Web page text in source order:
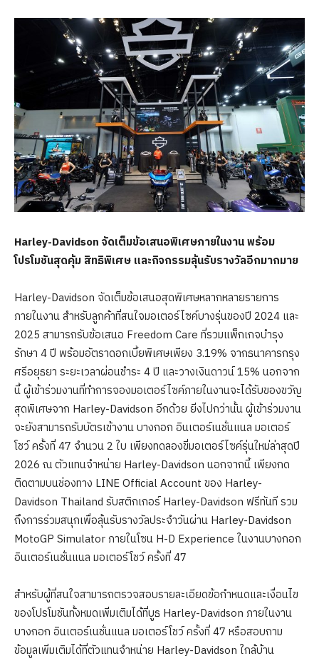
Harley-Davidson จัดเต็มข้อเสนอพิเศษภายในงาน พร้อม
โปรโมชันสุดคุ้ม สิทธิพิเศษ และกิจกรรมลุ้นรับรางวัลอีกมากมาย
Harley-Davidson จัดเต็มข้อเสนอสุดพิเศษหลากหลายรายการ
ภายในงาน สำหรับลูกค้าที่สนใจมอเตอร์ไซค์บางรุ่นของปี 2024 และ
2025 สามารถรับข้อเสนอ Freedom Care ที่รวมแพ็กเกจบำรุง
รักษา 4 ปี พร้อมอัตราดอกเบี้ยพิเศษเพียง 3.19% จากธนาคารกรุง
ศรีอยุธยา ระยะเวลาผ่อนชำระ 4 ปี และวางเงินดาวน์ 15% นอกจาก
นี้ ผู้เข้าร่วมงานที่ทำการจองมอเตอร์ไซค์ภายในงานจะได้รับของขวัญ
สุดพิเศษจาก Harley-Davidson อีกด้วย ยิ่งไปกว่านั้น ผู้เข้าร่วมงาน
จะยังสามารถรับบัตรเข้างาน บางกอก อินเตอร์เนชั่นแนล มอเตอร์
โชว์ ครั้งที่ 47 จำนวน 2 ใบ เพียงทดลองขี่มอเตอร์ไซค์รุ่นใหม่ล่าสุดปี
2026 ณ ตัวแทนจำหน่าย Harley-Davidson นอกจากนี้ เพียงกด
ติดตามบนช่องทาง LINE Official Account ของ Harley-
Davidson Thailand รับสติกเกอร์ Harley-Davidson ฟรีทันที รวม
ถึงการร่วมสนุกเพื่อลุ้นรับรางวัลประจำวันผ่าน Harley-Davidson
MotoGP Simulator ภายในโซน H-D Experience ในงานบางกอก
อินเตอร์เนชั่นแนล มอเตอร์โชว์ ครั้งที่ 47
สำหรับผู้ที่สนใจสามารถตรวจสอบรายละเอียดข้อกำหนดและเงื่อนไข
ของโปรโมชันทั้งหมดเพิ่มเติมได้ที่บูธ Harley-Davidson ภายในงาน
บางกอก อินเตอร์เนชั่นแนล มอเตอร์โชว์ ครั้งที่ 47 หรือสอบถาม
ข้อมูลเพิ่มเติมได้ที่ตัวแทนจำหน่าย Harley-Davidson ใกล้บ้าน